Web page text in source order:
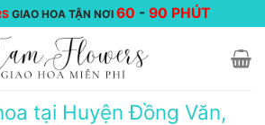
GIAO HOA TẬN NƠI 60 -90 PHÚT
tại Huyện Đồng Văn,